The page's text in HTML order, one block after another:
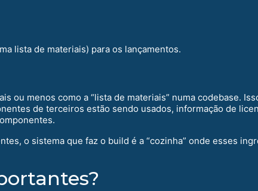
lista de materiais) para os lançamentos.
ou menos como a “lista de materiais” numa codebase.
de terceiros estão sendo usados, informação de
o sistema que faz o build é a “cozinha” onde esses